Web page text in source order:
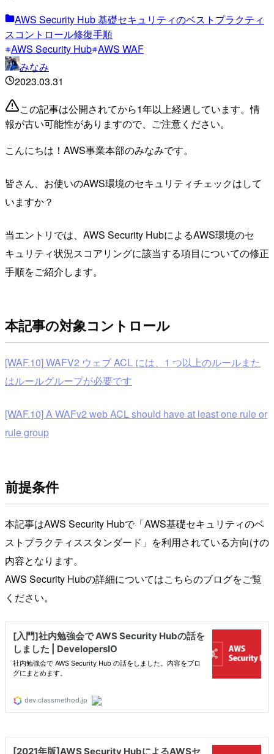
AWS Security Hub 基礎セキュリティのベストプラクティ
スコントロール修復手順
AWS Security Hub AWS WAF
みなみ
2023.03.31
この記事は公開されてから1年以上経過しています。情
報が古い可能性がありますので、ご注意ください。
こんにちは！AWS事業本部のみなみです。
皆さん、お使いのAWS環境のセキュリティチェックはして
いますか？
当エントリでは、AWS Security HubによるAWS環境のセ
キュリティ状況スコアリングに該当する項目についての修正
手順をご紹介します。
本記事の対象コントロール
[WAF.10] WAFV2 ウェブ ACL には、1 つ以上のルールまた
はルールグループが必要です
[WAF.10] A WAFv2 web ACL should have at least one rule or
rule group
前提条件
本記事はAWS Security Hubで「AWS基礎セキュリティのベ
ストプラクティススタンダード」を利用されている方向けの
内容となります。
AWS Security Hubの詳細についてはこちらのブログをご覧
ください。